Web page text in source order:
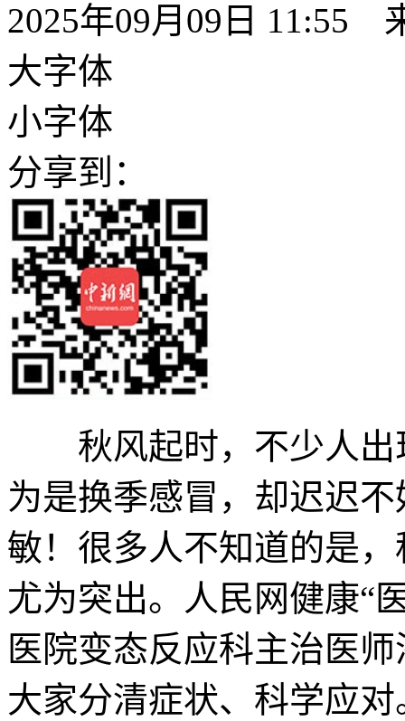
2025年09月09日 11:55
大字体
小字体
分享到：
秋风起时，不少人出
为是换季感冒，却迟迟
敏！很多人不知道的是
尤为突出。人民网健康“
医院变态反应科主治医
大家分清症状、科学应对